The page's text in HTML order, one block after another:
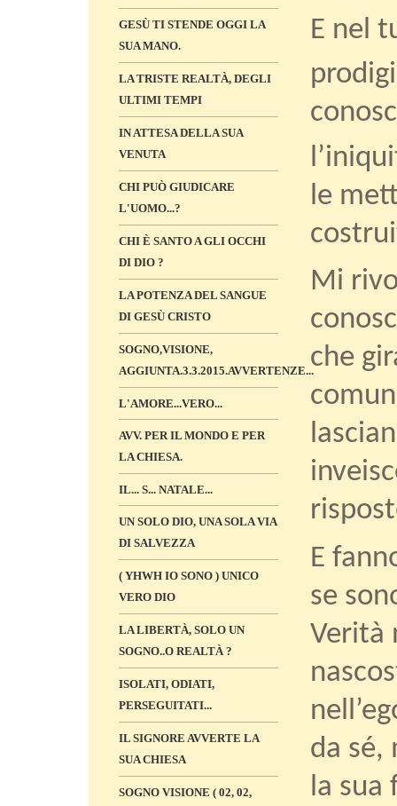
GESÙ TI STENDE OGGI LA
SUA MANO.
LA TRISTE REALTÀ, DEGLI
ULTIMI TEMPI
IN ATTESA DELLA SUA
VENUTA
CHI PUÒ GIUDICARE
L'UOMO...?
CHI È SANTO A GLI OCCHI
DI DIO ?
LA POTENZA DEL SANGUE
DI GESÙ CRISTO
SOGNO,VISIONE,
AGGIUNTA.3.3.2015.AVVERTENZE...
L'AMORE...VERO...
AVV. PER IL MONDO E PER
LA CHIESA.
IL... S... NATALE...
UN SOLO DIO, UNA SOLA VIA
DI SALVEZZA
( YHWH IO SONO ) UNICO
VERO DIO
LA LIBERTÀ, SOLO UN
SOGNO..O REALTÀ ?
ISOLATI, ODIATI,
PERSEGUITATI...
IL SIGNORE AVVERTE LA
SUA CHIESA
SOGNO VISIONE ( 02, 02,
E nel
le
Mi
che
E
se
Verità
da sé,
la sua